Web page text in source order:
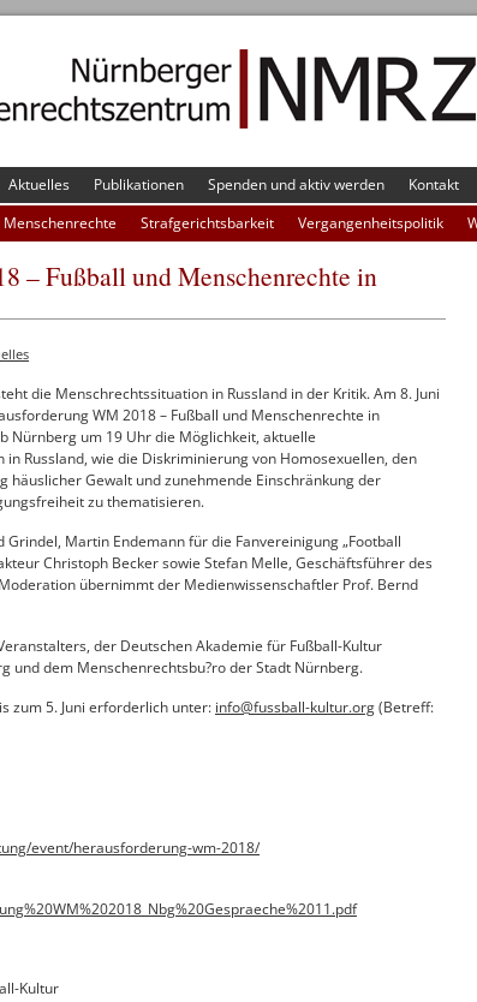
Aktuelles Publikationen Spenden und aktiv werden Kontakt
Menschenrechte Strafgerichtsbarkeit Vergangenheitspolitik
– Fußball und Menschenrechte in
die Menschrechtssituation in Russland in der Kritik. Am 8. Juni
WM 2018 – Fußball und Menschenrechte in
Nürnberg um 19 Uhr die Möglichkeit, aktuelle
Russland, wie die Diskriminierung von Homosexuellen, den
häuslicher Gewalt und zunehmende Einschränkung der
zu thematisieren.
Grindel, Martin Endemann für die Fanvereinigung „Football
Christoph Becker sowie Stefan Melle, Geschäftsführer des
übernimmt der Medienwissenschaftler Prof. Bernd
der Deutschen Akademie für Fußball-Kultur
und dem Menschenrechtsbu?ro der Stadt Nürnberg.
zum 5. Juni erforderlich unter: info@fussball-kultur.org(Betreff:
event/herausforderung-wm-2018/
Kultur